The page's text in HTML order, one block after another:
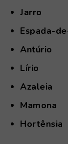
Jarro
Espada-
Antúrio
Lírio
Azaleia
Mamona
Hortênsia